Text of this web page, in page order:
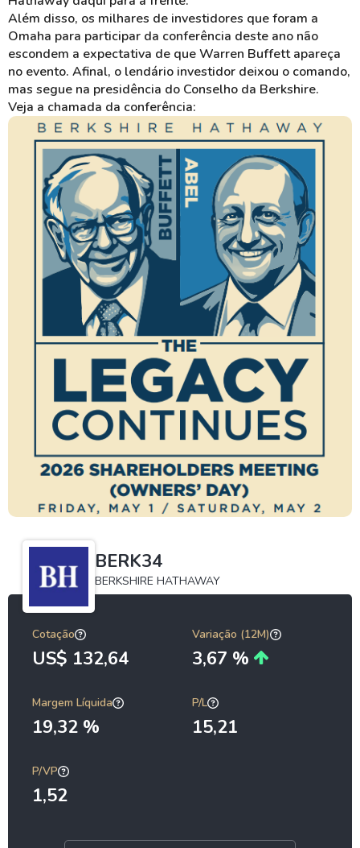
Além disso, os milhares de investidores que foram a
Omaha para participar da conferência deste ano não
escondem a expectativa de que Warren Buffett apareça
no evento. Afinal, o lendário investidor deixou o comando,
mas segue na presidência do Conselho da Berkshire.
Veja a chamada da conferência:
BERK34
BERKSHIRE HATHAWAY
Cotação
US$ 132,64
Variação (12M)
3,67 %
Margem Líquida
19,32 %
P/L
15,21
P/VP
1,52